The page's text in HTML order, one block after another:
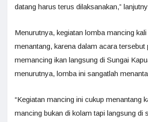
datang harus terus dilaksanakan,”
Menurutnya, kegiatan lomba mancing
menantang, karena dalam acara tersebut
memancing ikan langsung di Sungai
menurutnya, lomba ini sangatlah
“Kegiatan mancing ini cukup menantang
mancing bukan di kolam tapi langsung di